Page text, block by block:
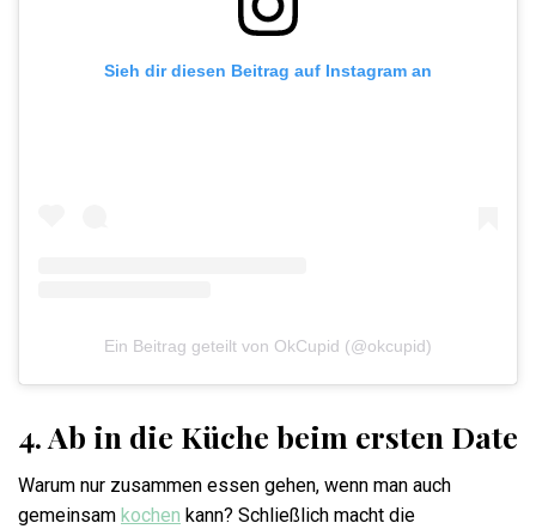
Sieh dir diesen Beitrag auf Instagram an
Ein Beitrag geteilt von OkCupid (@okcupid)
4. Ab in die Küche beim ersten Date
Warum nur zusammen essen gehen, wenn man auch
gemeinsam kochen kann? Schließlich macht die